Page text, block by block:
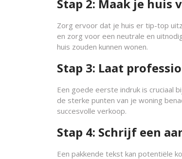
Stap 2: Maak je huis
Zorg ervoor dat je huis er tip-top
en zorg voor een neutrale en
huis zouden kunnen wonen.
Stap 3: Laat
Een goede eerste indruk is cruciaal
de sterke punten van je woning
succesvolle verkoop.
Stap 4: Schrijf een
Een pakkende tekst kan potentiële